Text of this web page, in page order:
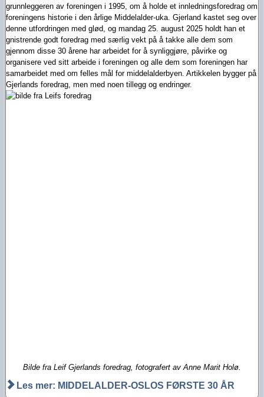
grunnleggeren av foreningen i 1995, om å holde et innledningsforedrag om
foreningens historie i den årlige Middelalder-uka. Gjerland kastet seg over
denne utfordringen med glød, og mandag 25. august 2025 holdt han et
gnistrende godt foredrag med særlig vekt på å takke alle dem som
gjennom disse 30 årene har arbeidet for å synliggjøre, påvirke og
organisere ved sitt arbeide i foreningen og alle dem som foreningen har
samarbeidet med om felles mål for middelalderbyen. Artikkelen bygger på
Gjerlands foredrag, men med noen tillegg og endringer.
Bilde fra Leif Gjerlands foredrag, fotografert av Anne Marit Holø.
Les mer: MIDDELALDER-OSLOS FØRSTE 30 ÅR